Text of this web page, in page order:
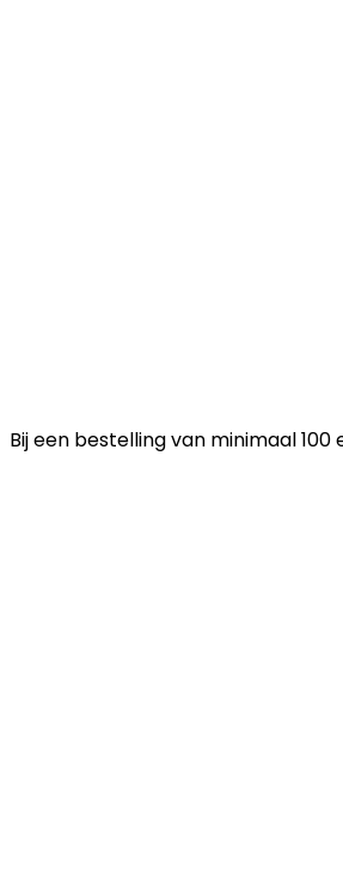
Bij een bestelling van minimaal